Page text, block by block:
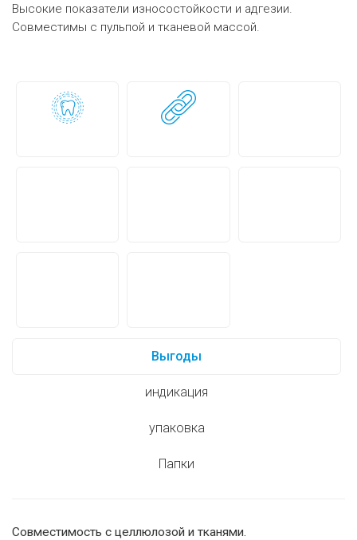
Высокие показатели износостойкости и адгезии.
Совместимы с пульпой и тканевой массой.
Выгоды
индикация
упаковка
Папки
Совместимость с целлюлозой и тканями.